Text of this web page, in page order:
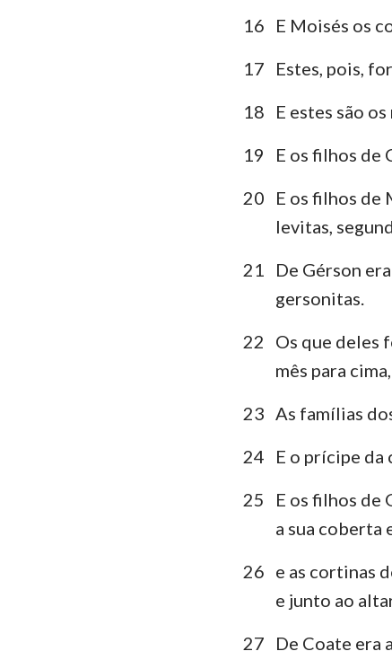
16
E Moisés os
17
Estes, pois,
18
E estes são
19
E os filhos de
20
E os filhos de
levitas,
21
De Gérson
gersonitas.
22
Os que deles
mês para
23 As famílias
24
E o prícipe da
25
E os filhos de
a sua coberta
26 e as cortinas
e junto ao
27
De Coate era